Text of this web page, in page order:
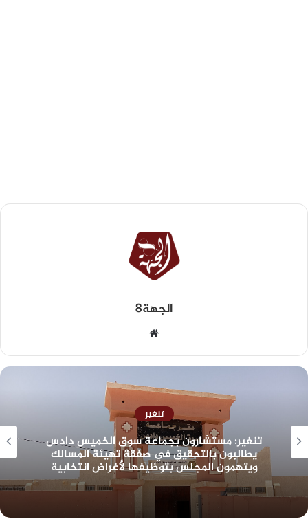
الجهة8
تنغير
تنغير: مستشارون بجماعة سوق الخميس دادس
يطالبون بالتحقيق في صفقة تهيئة المسالك
ويتهمون المجلس بتوظيفها لأغراض انتخابية